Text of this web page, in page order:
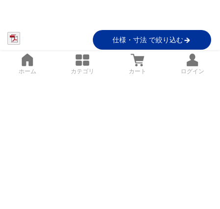
仕様・寸法 で絞り込む
ホーム カテゴリ カート ログイン